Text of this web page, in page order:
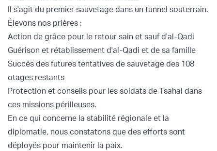
Il s'agit du premier sauvetage dans un tunnel souterrain.
Élevons nos prières :
Action de grâce pour le retour sain et sauf d'al-Qadi
Guérison et rétablissement d'al-Qadi et de sa famille
Succès des futures tentatives de sauvetage des 108
otages restants
Protection et conseils pour les soldats de Tsahal dans
ces missions périlleuses.
En ce qui concerne la stabilité régionale et la
diplomatie, nous constatons que des efforts sont
déployés pour maintenir la paix.